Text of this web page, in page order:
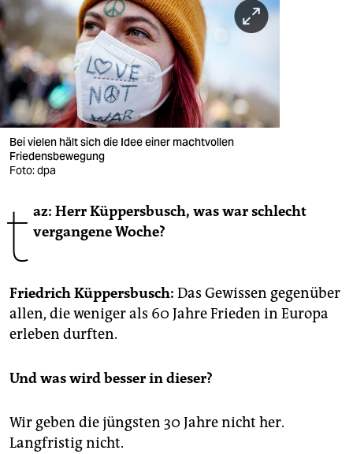
wahrheit
verlag
verlag
veranstaltungen
shop
fragen & hilfe
unterstützen
epaper login
Bei vielen hält sich die Idee einer machtvollen
Friedensbewegung
Foto: dpa
t az: Herr Küppersbusch, was war schlecht
vergangene Woche?
Friedrich Küppersbusch: Das Gewissen gegenüber
allen, die weniger als 60 Jahre Frieden in Europa
erleben durften.
Und was wird besser in dieser?
Wir geben die jüngsten 30 Jahre nicht her.
Langfristig nicht.